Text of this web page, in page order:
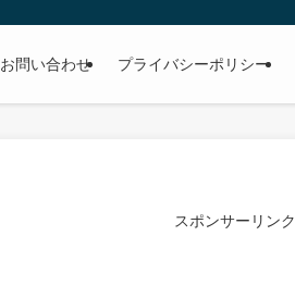
お問い合わせ プライバシーポリシー
スポンサーリンク